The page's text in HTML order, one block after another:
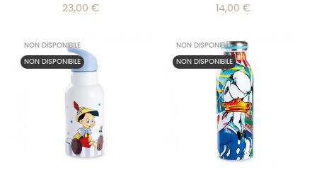
23,00 € 14,00 €
NON DISPONIBILE
NON DISPONIBILE
NON DISPONIBILE
NON DISPONIBILE